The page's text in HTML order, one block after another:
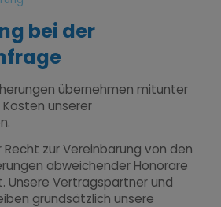
bei der
übernehmen mitunter
unserer
Recht zur Vereinbarung von den
abweichender Honorare
Unsere Vertragspartner und
grundsätzlich unsere